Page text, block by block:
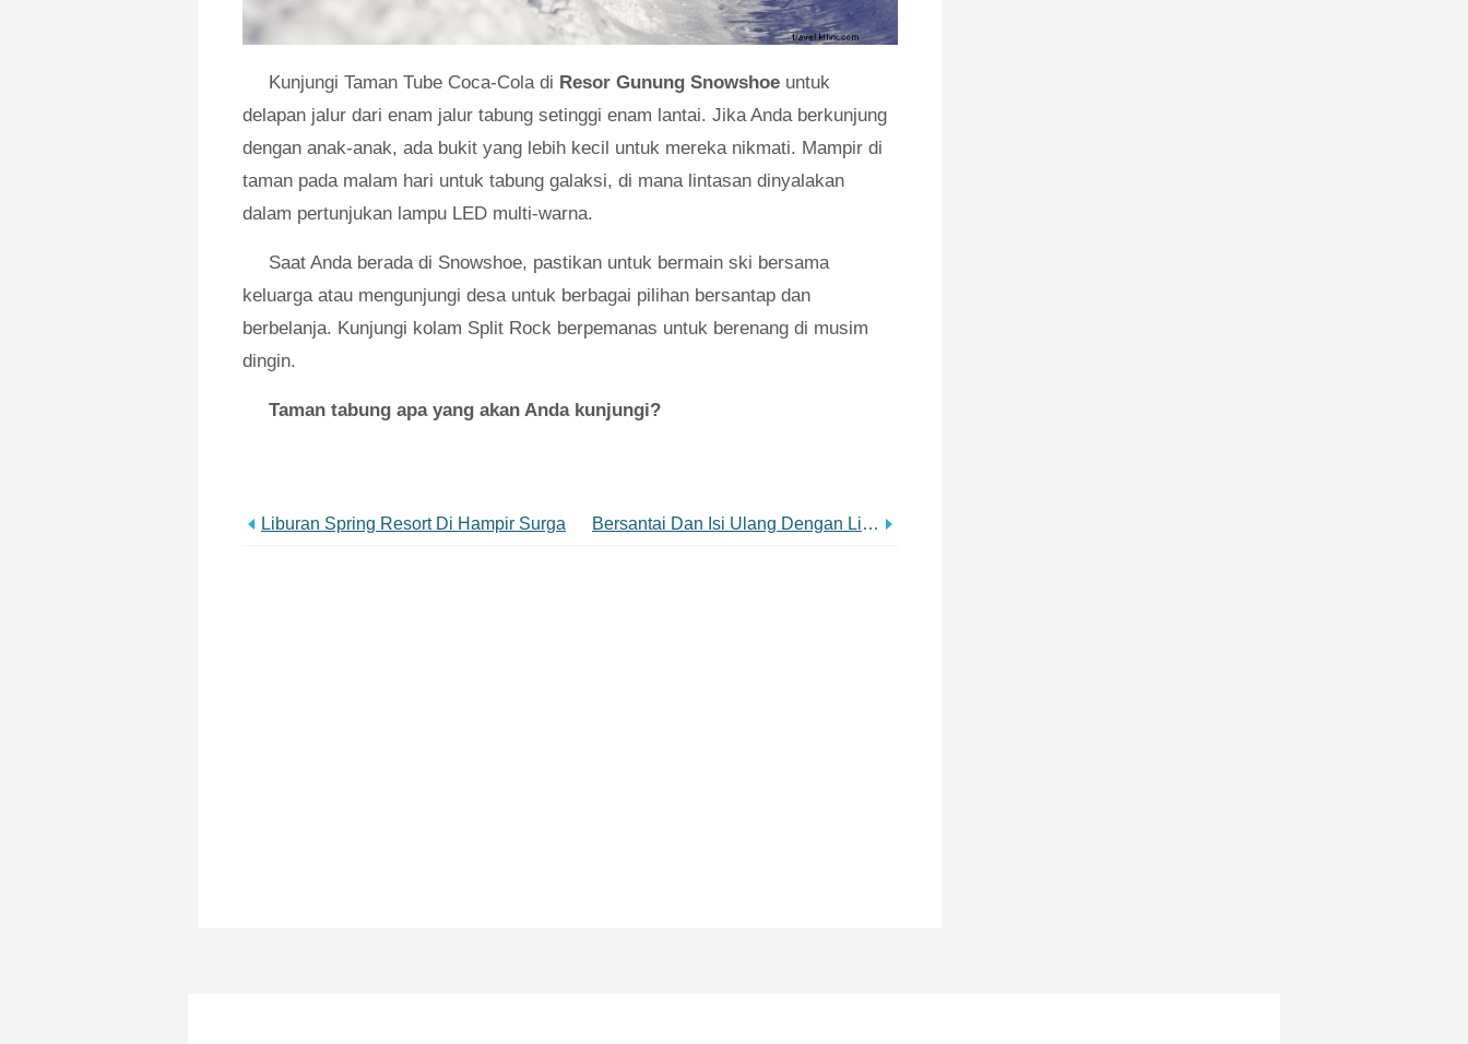
Kunjungi Taman Tube Coca-Cola di Resor Gunung Snowshoe untuk
delapan jalur dari enam jalur tabung setinggi enam lantai. Jika Anda berkunjung
dengan anak-anak, ada bukit yang lebih kecil untuk mereka nikmati. Mampir di
taman pada malam hari untuk tabung galaksi, di mana lintasan dinyalakan
dalam pertunjukan lampu LED multi-warna.
Saat Anda berada di Snowshoe, pastikan untuk bermain ski bersama
keluarga atau mengunjungi desa untuk berbagai pilihan bersantap dan
berbelanja. Kunjungi kolam Split Rock berpemanas untuk berenang di musim
dingin.
Taman tabung apa yang akan Anda kunjungi?
Liburan Spring Resort Di Hampir Surga Bersantai Dan Isi Ulang Dengan Liburan Spa Ini Di Almost Heaven